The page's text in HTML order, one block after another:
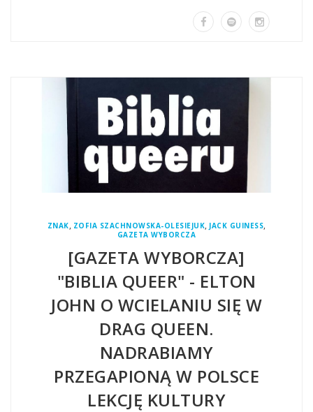
ZNAK, ZOFIA SZACHNOWSKA-OLESIEJUK, JACK GUINESS,
GAZETA WYBORCZA
[GAZETA WYBORCZA]
"BIBLIA QUEER" - ELTON
JOHN O WCIELANIU SIĘ W
DRAG QUEEN.
NADRABIAMY
PRZEGAPIONĄ W POLSCE
LEKCJĘ KULTURY